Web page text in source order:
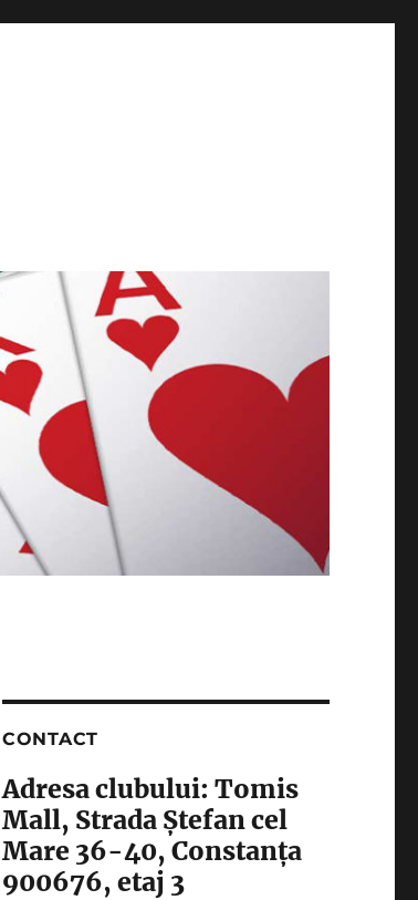
CONTACT
Adresa clubului: Tomis
Mall, Strada Ștefan cel
Mare 36-40, Constanța
900676, etaj 3